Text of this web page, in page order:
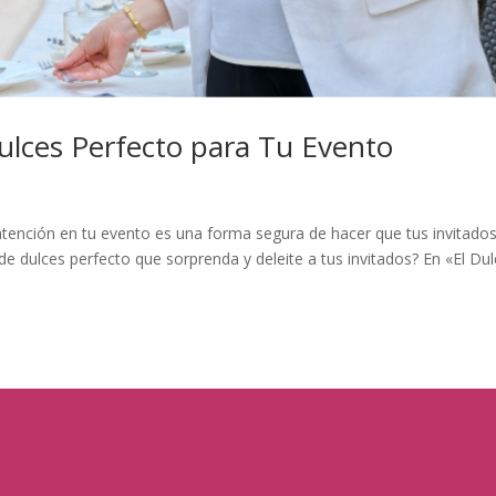
Perfecto para Tu Evento
en tu evento es una forma segura de hacer que tus
dulces perfecto que sorprenda y deleite a tus invitados? En «El